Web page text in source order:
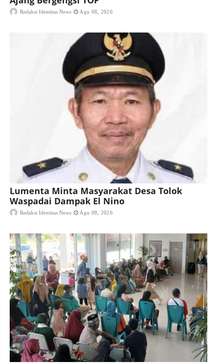
Redaksi Identitas News Agu 08, 2026
Lumenta Minta Masyarakat Desa Tolok
Waspadai Dampak El Nino
Redaksi Identitas News Agu 08, 2026